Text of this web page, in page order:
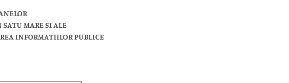
MARE SI ALE
INFORMATIILOR PUBLICE